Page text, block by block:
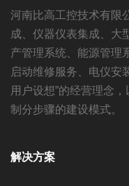
河南比高工控技术有限
成、仪器仪表集成、大
产管理系统、能源管理
启动维修服务、电仪安
用户设想”的经营理念
制分步骤的建设模式。
解决方案